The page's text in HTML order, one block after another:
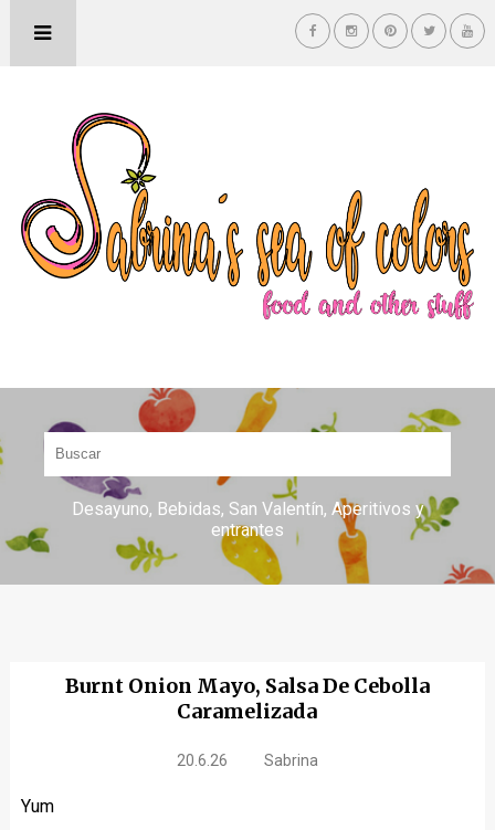
Desayuno Bebidas San Valentín Aperitivos y
entrantes
Burnt Onion Mayo, Salsa De Cebolla
Caramelizada
20.6.26 Sabrina
Yum